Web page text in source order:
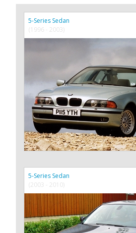
5-Series Sedan
(1996 - 2003)
5-Series Sedan
(2003 - 2010)